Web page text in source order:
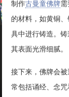
制作古曼童佛牌
的材料，如黄铜
具中进行铸造。
其表面光滑细腻。
接下来，佛牌会
常包括诵经、念咒